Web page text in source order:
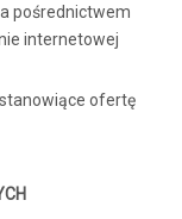
pośrednictwem
internetowej
ofertę